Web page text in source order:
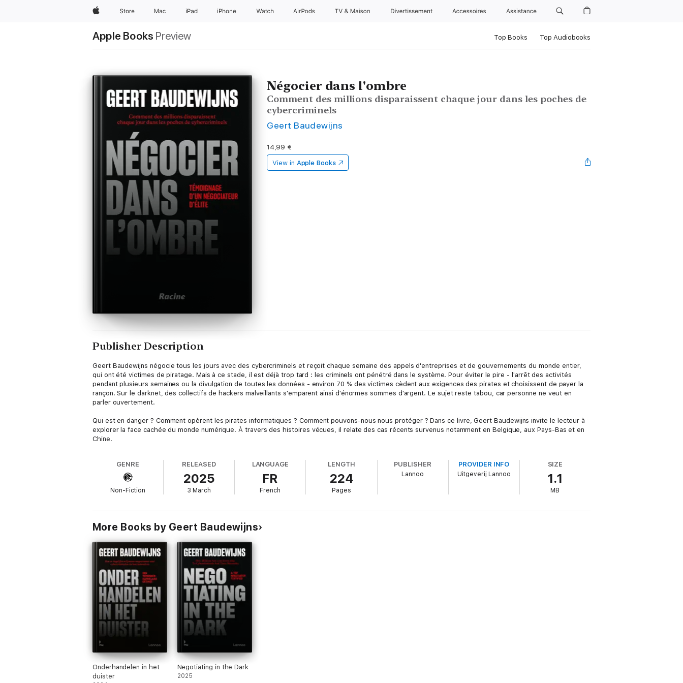
AppleStore Mac iPad iPhone Watch AirPods TV & Maison Divertissements Accessoires Assistance
Apple Books Preview Top Books Top Audiobooks
Négocier dans l'ombre
Comment des millions disparaissent chaque jour dans les poches de
cybercriminels
Geert Baudewijns
14,99 €
View in Apple Books
Publisher Description
Geert Baudewijns négocie tous les jours avec des cybercriminels et reçoit chaque semaine des appels d'entreprises et de gouvernements du monde entier,
qui ont été victimes de piratage. Mais à ce stade, il est déjà trop tard : les criminels ont pénétré dans le système. Pour éviter le pire - l'arrêt des activités
pendant plusieurs semaines ou la divulgation de toutes les données - environ 70 % des victimes cèdent aux exigences des pirates et choisissent de payer la
rançon. Sur le darknet, des collectifs de hackers malveillants s'emparent ainsi d'énormes sommes d'argent. Le sujet reste tabou, car personne ne veut en
parler ouvertement.
Qui est en danger ? Comment opèrent les pirates informatiques ? Comment pouvons-nous nous protéger ? Dans ce livre, Geert Baudewijns invite le lecteur à
explorer la face cachée du monde numérique. À travers des histoires vécues, il relate des cas récents survenus notamment en Belgique, aux Pays-Bas et en
Chine.
GENRE
Non-Fiction
RELEASED
2025
3 March
LANGUAGE
FR
French
LENGTH
224
Pages
PUBLISHER
Lannoo
PROVIDER INFO
Uitgeverij Lannoo
SIZE
1.1
MB
More Books by Geert Baudewijns
Onderhandelen in het
duister
Negotiating in the Dark
2025